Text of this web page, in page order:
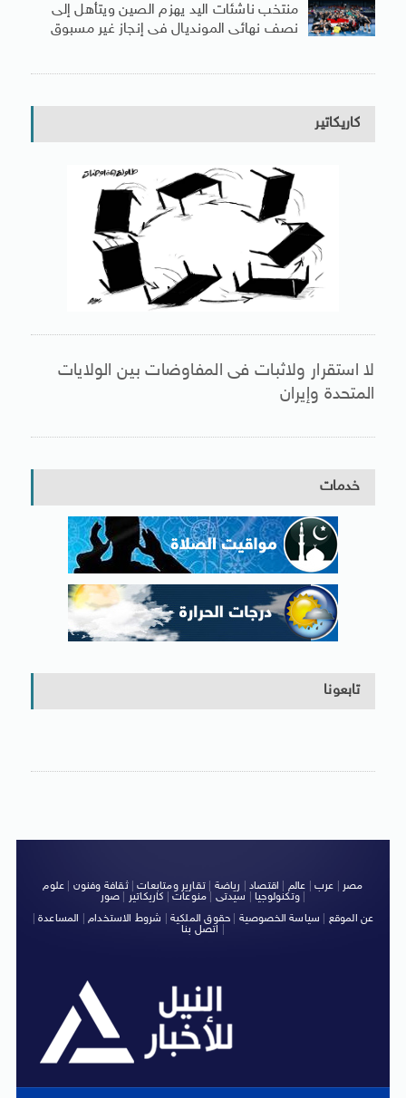
منتخب ناشئات اليد يهزم الصين ويتأهل إلى
نصف نهائى المونديال فى إنجاز غير مسبوق
كاريكاتير
لا استقرار ولاثبات فى المفاوضات بين الولايات
المتحدة وإيران
خدمات
تابعونا
مصر عرب عالم اقتصاد رياضة |تقارير ومتابعات|ثقافة وفنون
علوم
وتكنولوجيا| سيدتى منوعات كاريكاتير صور
|
عن الموقع
سياسة الخصوصية حقوق الملكية شروط الاستخدام| المساعدة|
اتصل بنا